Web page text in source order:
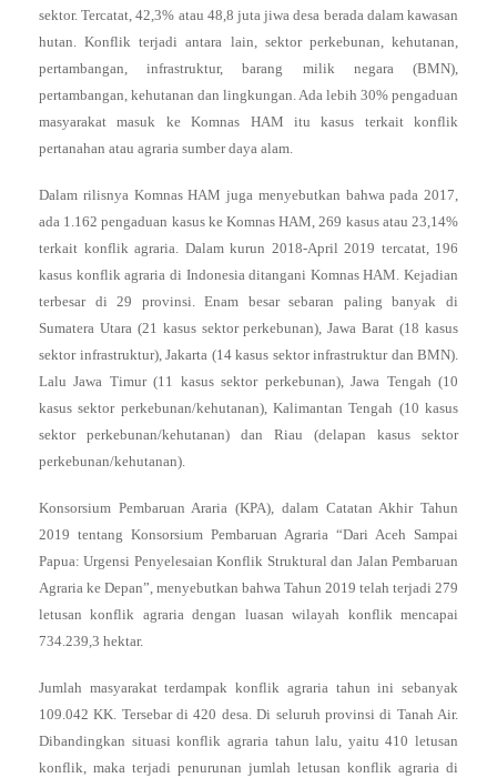
sektor. Tercatat, 42,3% atau 48,8 juta jiwa desa berada dalam kawasan
hutan. Konflik terjadi antara lain, sektor perkebunan, kehutanan,
pertambangan, infrastruktur, barang milik negara (BMN),
pertambangan, kehutanan dan lingkungan. Ada lebih 30% pengaduan
masyarakat masuk ke Komnas HAM itu kasus terkait konflik
pertanahan atau agraria sumber daya alam.
Dalam rilisnya Komnas HAM juga menyebutkan bahwa pada 2017,
ada 1.162 pengaduan kasus ke Komnas HAM, 269 kasus atau 23,14%
terkait konflik agraria. Dalam kurun 2018-April 2019 tercatat, 196
kasus konflik agraria di Indonesia ditangani Komnas HAM. Kejadian
terbesar di 29 provinsi. Enam besar sebaran paling banyak di
Sumatera Utara (21 kasus sektor perkebunan), Jawa Barat (18 kasus
sektor infrastruktur), Jakarta (14 kasus sektor infrastruktur dan BMN).
Lalu Jawa Timur (11 kasus sektor perkebunan), Jawa Tengah (10
kasus sektor perkebunan/kehutanan), Kalimantan Tengah (10 kasus
sektor perkebunan/kehutanan) dan Riau (delapan kasus sektor
perkebunan/kehutanan).
Konsorsium Pembaruan Araria (KPA), dalam Catatan Akhir Tahun
2019 tentang Konsorsium Pembaruan Agraria “Dari Aceh Sampai
Papua: Urgensi Penyelesaian Konflik Struktural dan Jalan Pembaruan
Agraria ke Depan”, menyebutkan bahwa Tahun 2019 telah terjadi 279
letusan konflik agraria dengan luasan wilayah konflik mencapai
734.239,3 hektar.
Jumlah masyarakat terdampak konflik agraria tahun ini sebanyak
109.042 KK. Tersebar di 420 desa. Di seluruh provinsi di Tanah Air.
Dibandingkan situasi konflik agraria tahun lalu, yaitu 410 letusan
konflik, maka terjadi penurunan jumlah letusan konflik agraria di